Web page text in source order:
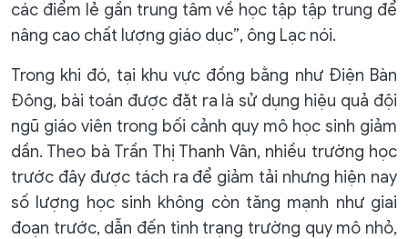
các điểm lẻ gần trung tâm về học tập tập trung để
nâng cao chất lượng giáo dục”, ông Lạc nói.
Trong khi đó, tại khu vực đồng bằng như Điện Bàn
Đông, bài toán được đặt ra là sử dụng hiệu quả đội
ngũ giáo viên trong bối cảnh quy mô học sinh giảm
dần. Theo bà Trần Thị Thanh Vân, nhiều trường học
trước đây được tách ra để giảm tải nhưng hiện nay
số lượng học sinh không còn tăng mạnh như giai
đoạn trước, dẫn đến tình trạng trường quy mô nhỏ,